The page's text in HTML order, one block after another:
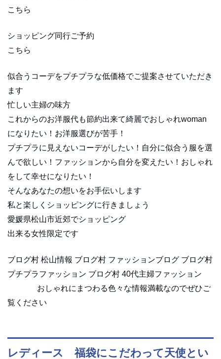
こちら
ショッピング同行ご予約
こちら
似合うコーデをプチプラな低価格でご提案させていただき
ます
忙しい主婦の味方
これからのお洋服代も節約出来て綺麗でおしゃれwoman
になりたい！お洋服選びが苦手！
プチプラに見えないコーデがしたい！自分に似合う服を選
んで欲しい！ファッションから自分を変えたい！おしゃれ
をして幸せになりたい！
そんなあなたの想いをお手伝いします
私と楽しくショッピングに行きましょう
愛媛県松山市近郊でショッピング
出来る女性限定です
ブログ村 松山情報 ブログ村 ファッションブログ ブログ村
プチプラファッション ブログ村 40代主婦ファッション
おしゃれにまつわる色々な情報満載なのでぜひご
覧ください
レディース 福袋にこだわって天使とい